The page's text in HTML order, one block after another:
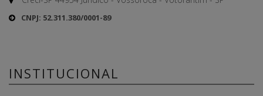
CNPJ: 52.311.380/0001-89
INSTITUCIONAL